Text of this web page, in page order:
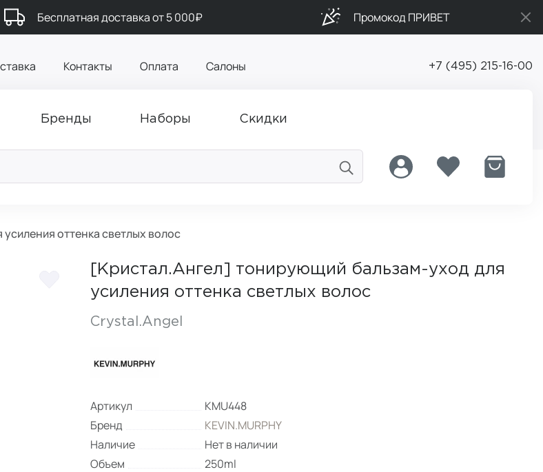
Бесплатная доставка от 5 000₽ Промокод ПРИВЕТ
Контакты Оплата Салоны +7 (495) 215-16-00
Бренды Наборы Скидки
оттенка светлых волос
[Кристал.Ангел] тонирующий бальзам-уход для
усиления оттенка светлых волос
Crystal.Angel
Артикул
KMU448
Бренд
KEVIN.MURPHY
Наличие
Нет в наличии
Объем
250ml